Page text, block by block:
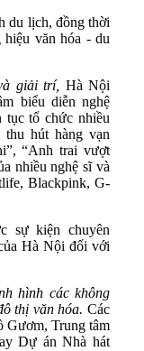
du lịch, đồng thời
văn hóa - du
giải trí, Hà Nội
biểu diễn nghệ
tục tổ chức nhiều
hút hàng vạn
“Anh trai vượt
nhiều nghệ sĩ và
Blackpink, G-
sự kiện chuyên
Hà Nội đối với
hình các không
thị văn hóa. Các
Gươm, Trung tâm
Dự án Nhà hát